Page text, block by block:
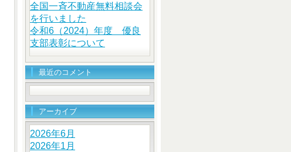
全国一斉不動産無料相談会
を行いました
令和6（2024）年度 優良
支部表彰について
最近のコメント
アーカイブ
2026年6月
2026年1月